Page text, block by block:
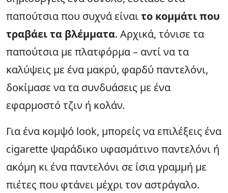
παπούτσια που συχνά είναιτο κομμάτι που
τραβάει τα βλέμματα. Αρχικά, τόνισε τα
παπούτσια με πλατφόρμα – αντί να τα
καλύψεις με ένα μακρύ, φαρδύ παντελόνι,
δοκίμασε να τα συνδυάσεις με ένα
εφαρμοστό τζιν ή κολάν.
Για ένα κομψό look, μπορείς να επιλέξεις ένα
cigarette ψαράδικο υφασμάτινο παντελόνι ή
ακόμη κι ένα παντελόνι σε ίσια γραμμή με
πιέτες που φτάνει μέχρι τον αστράγαλο.